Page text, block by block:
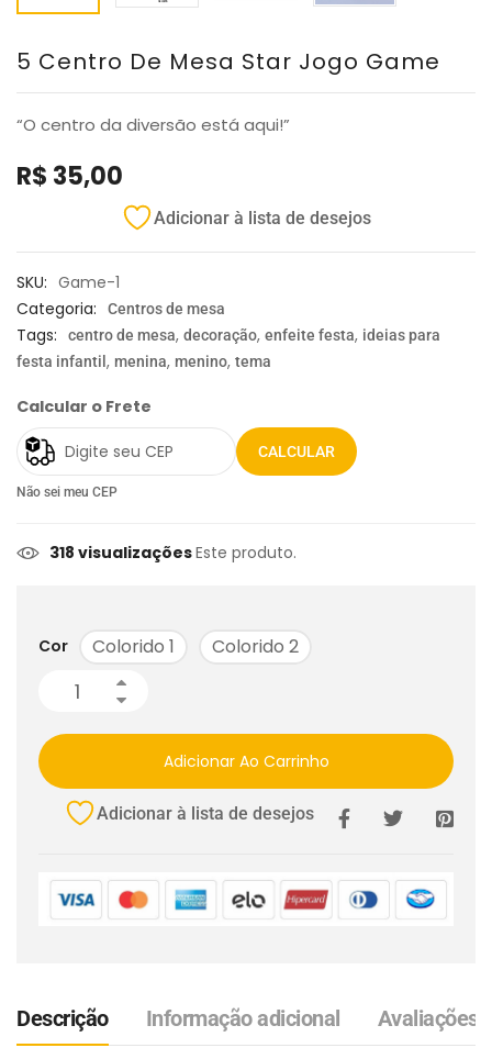
5 Centro De Mesa Star Jogo Game
“O centro da diversão está aqui!”
R$ 35,00
Adicionar à lista de desejos
SKU: Game-1
Categoria:
Centros de mesa
Tags: centro de mesa, decoração, enfeite festa, ideias para
festa infantil , menina, menino, tema
Calcular o Frete
CALCULAR
Não sei meu CEP
318 visualizaçõesEste produto.
Cor Colorido 1 Colorido 2
Adicionar Ao Carrinho
Adicionar à lista de desejos
Descrição Informação adicional Avaliações